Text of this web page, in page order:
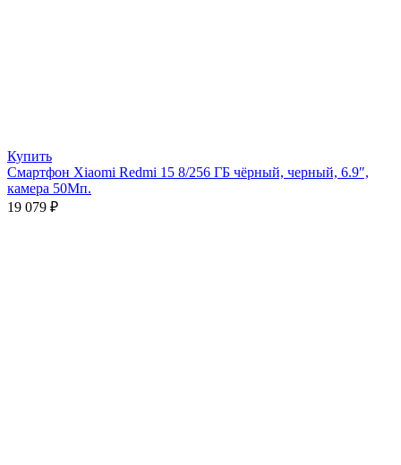
Купить
Смартфон Xiaomi Redmi 15 8/256 ГБ чёрный, черный, 6.9″,
камера 50Мп.
19 079 ₽